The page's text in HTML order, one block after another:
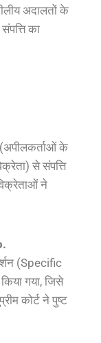
अदालतों के
का
के
से संपत्ति
ने
(Specific
गया, जिसे
कोर्ट ने पुष्ट